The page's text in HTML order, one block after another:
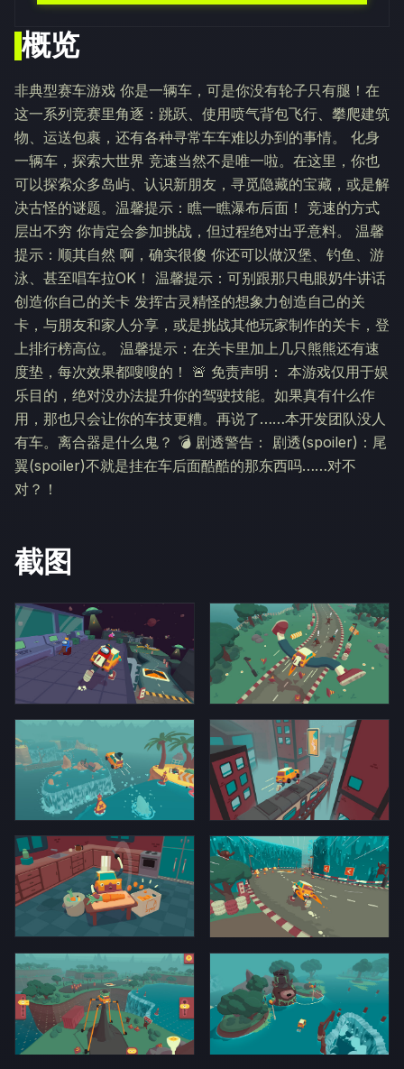
概览
非典型赛车游戏 你是一辆车，可是你没有轮子只有腿！在
这一系列竞赛里角逐：跳跃、使用喷气背包飞行、攀爬建筑
物、运送包裹，还有各种寻常车车难以办到的事情。 化身
一辆车，探索大世界 竞速当然不是唯一啦。在这里，你也
可以探索众多岛屿、认识新朋友，寻觅隐藏的宝藏，或是解
决古怪的谜题。温馨提示：瞧一瞧瀑布后面！ 竞速的方式
层出不穷 你肯定会参加挑战，但过程绝对出乎意料。 温馨
提示：顺其自然 啊，确实很傻 你还可以做汉堡、钓鱼、游
泳、甚至唱车拉OK！ 温馨提示：可别跟那只电眼奶牛讲话
创造你自己的关卡 发挥古灵精怪的想象力创造自己的关
卡，与朋友和家人分享，或是挑战其他玩家制作的关卡，登
上排行榜高位。 温馨提示：在关卡里加上几只熊熊还有速
度垫，每次效果都嗖嗖的！ 🚨 免责声明： 本游戏仅用于娱
乐目的，绝对没办法提升你的驾驶技能。如果真有什么作
用，那也只会让你的车技更糟。再说了……本开发团队没人
有车。离合器是什么鬼？ 💣 剧透警告： 剧透(spoiler)：尾
翼(spoiler)不就是挂在车后面酷酷的那东西吗……对不
对？！
截图